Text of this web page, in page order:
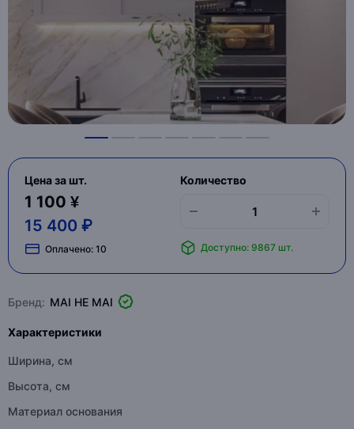
Цена за шт.
1 100 ¥
15 400 ₽
Оплачено: 10
Количество
Доступно: 9867 шт.
Бренд: MAI HE MAI
Характеристики
Ширина, см
Высота, см
Материал основания